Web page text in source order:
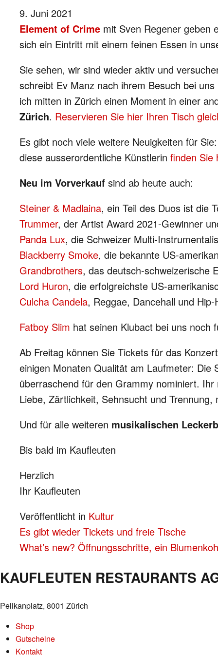
9. Juni 2021
Element of Crime mit Sven Regener geben
sich ein Eintritt mit einem feinen Essen in
Sie sehen, wir sind wieder aktiv und
schreibt Ev Manz nach ihrem Besuch bei
ich mitten in Zürich einen Moment in einer
Zürich. Reservieren Sie hier Ihren Tisch
Es gibt noch viele weitere Neuigkeiten für
diese ausserordentliche Künstlerin finden Sie
Neu im Vorverkauf sind ab heute auch:
Steiner & Madlaina, ein Teil des Duos ist die
Trummer, der Artist Award 2021-Gewinner
Panda Lux, die Schweizer Multi-
Blackberry Smoke, die bekannte US-
Grandbrothers, das deutsch-schweizerische
Lord Huron, die erfolgreichste US-
Culcha Candela, Reggae, Dancehall und
Fatboy Slim hat seinen Klubact bei uns
Ab Freitag können Sie Tickets für das
einigen Monaten Qualität am Laufmeter: Die
überraschend für den Grammy nominiert.
Liebe, Zärtlichkeit, Sehnsucht und
Und für alle weiteren musikalischen
Bis bald im Kaufleuten
Herzlich
Ihr Kaufleuten
Veröffentlicht in Kultur
BEITRAGS-
NAVIGATION
Es gibt wieder Tickets und freie Tische
What’s new? Öffnungsschritte, ein
KAUFLEUTEN RESTAURANTS
Pelikanplatz, 8001 Zürich
Shop
Gutscheine
Kontakt